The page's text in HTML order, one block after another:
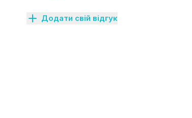
Додати свій відгук